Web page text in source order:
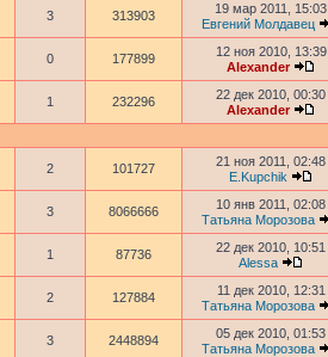
3 313903
19 мар 2011, 15:03
Евгений Молдавец
0 177899
12 ноя 2010, 13:39
Alexander
1 232296
22 дек 2010, 00:30
Alexander
2 101727
21 ноя 2011, 02:48
E.Kupchik
3 8066666
10 янв 2011, 02:08
Татьяна Морозова
1 87736
22 дек 2010, 10:51
Alessa
2 127884
11 дек 2010, 12:31
Татьяна Морозова
3 2448894
05 дек 2010, 01:53
Татьяна Морозова